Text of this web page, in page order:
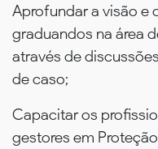
Aprofundar a visão e
graduandos na área
através de
de caso;
Capacitar os
gestores em